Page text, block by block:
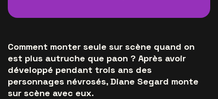
Comment monter seule sur scène quand on
est plus autruche que paon ? Après avoir
développé pendant trois ans des
personnages névrosés, Diane Segard monte
sur scène avec eux.